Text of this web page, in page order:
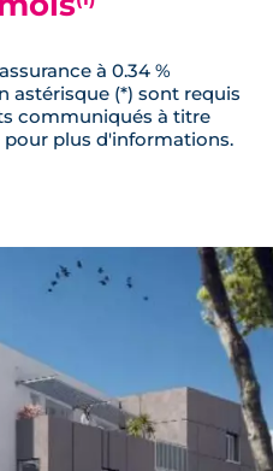
à 0.34 %
astérisque (*) sont requis
communiqués à titre
pour plus d'informations.